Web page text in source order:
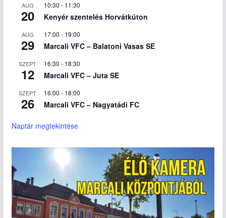
AUG
20
10:30 - 11:30
Kenyér szentelés Horvátkúton
AUG
29
17:00 - 19:00
Marcali VFC – Balatoni Vasas SE
SZEPT
12
16:30 - 18:30
Marcali VFC – Juta SE
SZEPT
26
16:00 - 18:00
Marcali VFC – Nagyatádi FC
Naptár megtekintése